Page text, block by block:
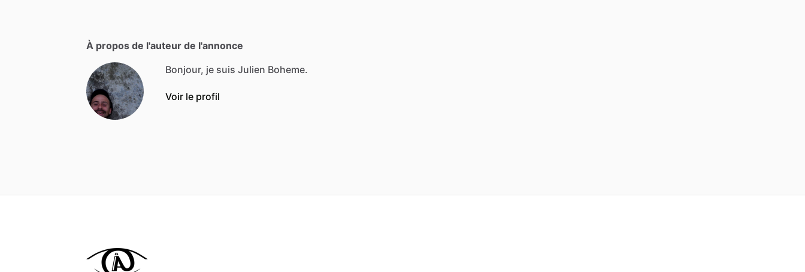
À propos de l'auteur de l'annonce
Bonjour, je suis Julien Boheme.
Voir le profil